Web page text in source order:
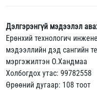
Дэлгэрэнгүй мэдээлэл
Ерөнхий технологич
мэдээллийн дэд сангийн
мэргэжилтэн О.Хандмаа
Холбогдох утас: 99782558
Өрөөний дугаар: 108 тоот